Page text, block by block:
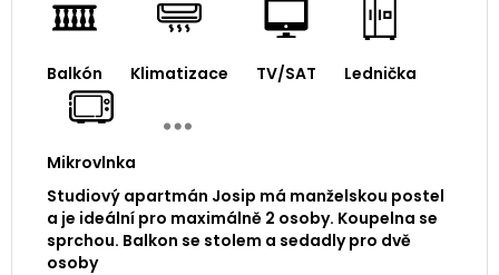
Balkón Klimatizace TV/SAT Lednička
Mikrovlnka
Studiový apartmán Josip má manželskou postel
a je ideální pro maximálně 2 osoby. Koupelna se
sprchou. Balkon se stolem a sedadly pro dvě
osoby